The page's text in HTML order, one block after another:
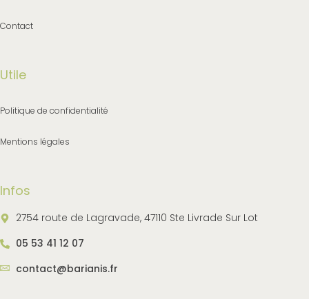
Contact
Utile
Politique de confidentialité
Mentions légales
Infos
2754 route de Lagravade, 47110 Ste Livrade Sur Lot
05 53 41 12 07
contact@barianis.fr